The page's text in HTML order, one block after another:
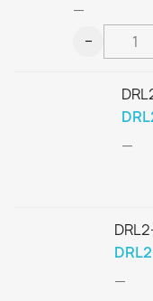
—
−
—
—